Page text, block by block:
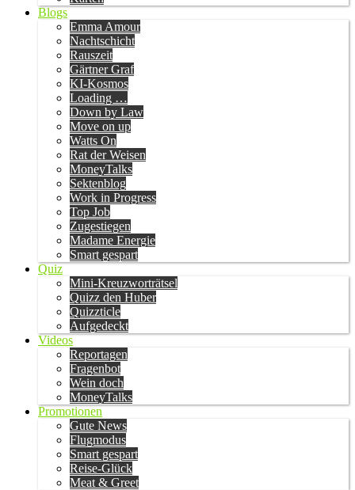
Blogs
Emma Amour
Nachtschicht
Rauszeit
Gärtner Graf
KI-Kosmos
Loading …
Down by Law
Move on up
Watts On
Rat der Weisen
MoneyTalks
Sektenblog
Work in Progress
Top Job
Zugestiegen
Madame Energie
Smart gespart
Quiz
Mini-Kreuzworträtsel
Quizz den Huber
Quizzticle
Aufgedeckt
Videos
Reportagen
Fragenbot
Wein doch
MoneyTalks
Promotionen
Gute News
Flugmodus
Smart gespart
Reise-Glück
Meat & Greet